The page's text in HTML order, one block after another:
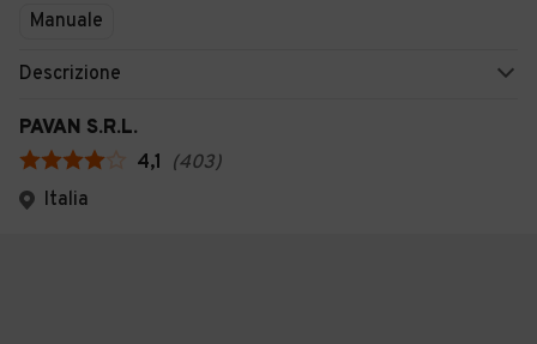
Manuale
Descrizione
PAVAN S.R.L.
4,1 (403)
Italia